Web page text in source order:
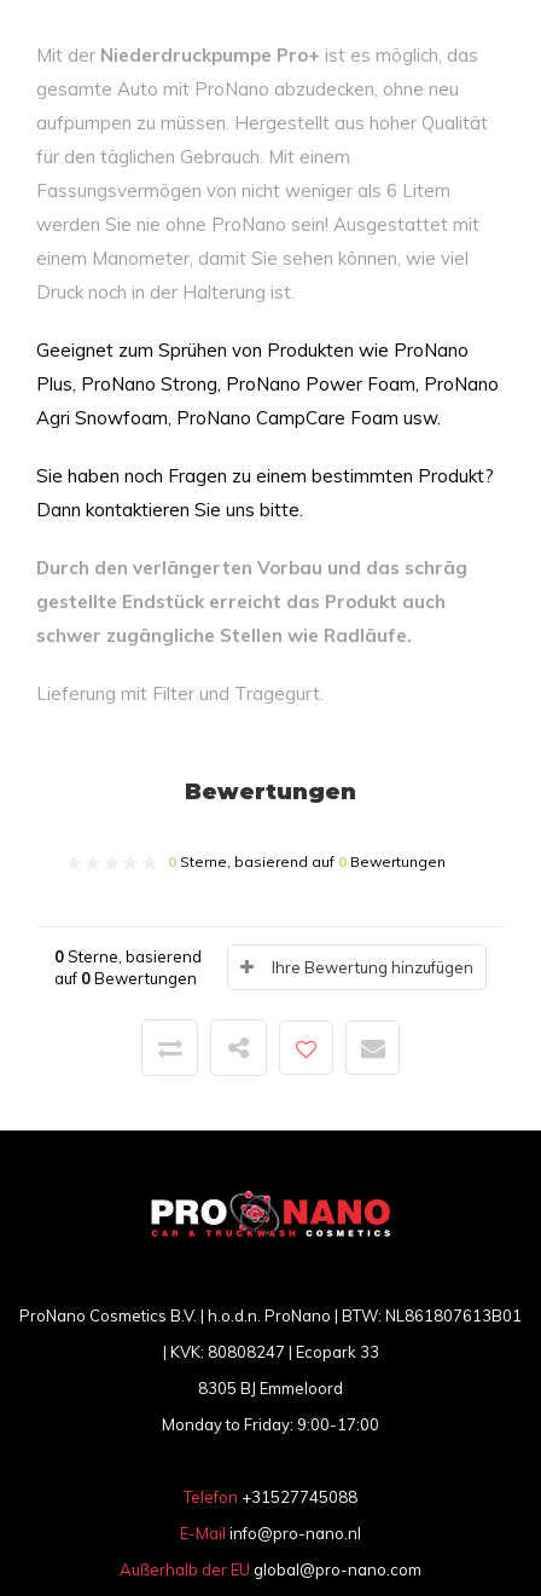
Mit der Niederdruckpumpe Pro+ ist es möglich, das
gesamte Auto mit ProNano abzudecken, ohne neu
aufpumpen zu müssen. Hergestellt aus hoher Qualität
für den täglichen Gebrauch. Mit einem
Fassungsvermögen von nicht weniger als 6 Litern
werden Sie nie ohne ProNano sein! Ausgestattet mit
einem Manometer, damit Sie sehen können, wie viel
Druck noch in der Halterung ist.
Geeignet zum Sprühen von Produkten wie ProNano
Plus, ProNano Strong, ProNano Power Foam, ProNano
Agri Snowfoam, ProNano CampCare Foam usw.
Sie haben noch Fragen zu einem bestimmten Produkt?
Dann kontaktieren Sie uns bitte.
Durch den verlängerten Vorbau und das schräg
gestellte Endstück erreicht das Produkt auch
schwer zugängliche Stellen wie Radläufe.
Lieferung mit Filter und Tragegurt.
Bewertungen
0 Sterne, basierend auf 0 Bewertungen
0Sterne, basierend
auf 0Bewertungen
Ihre Bewertung hinzufügen
ProNano Cosmetics B.V. | h.o.d.n. ProNano | BTW: NL861807613B01
| KVK: 80808247 | Ecopark 33
8305 BJ Emmeloord
Monday to Friday: 9:00-17:00
Telefon +31527745088
E-Mail info@pro-nano.nl
Außerhalb der EU global@pro-nano.com